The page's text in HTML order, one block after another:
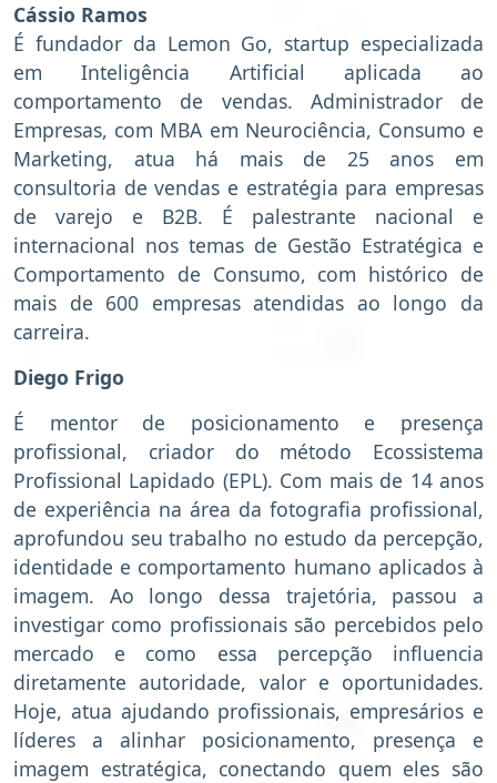
Cássio Ramos
É fundador da Lemon Go, startup especializada
em Inteligência Artificial aplicada ao
comportamento de vendas. Administrador de
Empresas, com MBA em Neurociência, Consumo e
Marketing, atua há mais de 25 anos em
consultoria de vendas e estratégia para empresas
de varejo e B2B. É palestrante nacional e
internacional nos temas de Gestão Estratégica e
Comportamento de Consumo, com histórico de
mais de 600 empresas atendidas ao longo da
carreira.
Diego Frigo
É mentor de posicionamento e presença
profissional, criador do método Ecossistema
Profissional Lapidado (EPL). Com mais de 14 anos
de experiência na área da fotografia profissional,
aprofundou seu trabalho no estudo da percepção,
identidade e comportamento humano aplicados à
imagem. Ao longo dessa trajetória, passou a
investigar como profissionais são percebidos pelo
mercado e como essa percepção influencia
diretamente autoridade, valor e oportunidades.
Hoje, atua ajudando profissionais, empresários e
líderes a alinhar posicionamento, presença e
imagem estratégica, conectando quem eles são